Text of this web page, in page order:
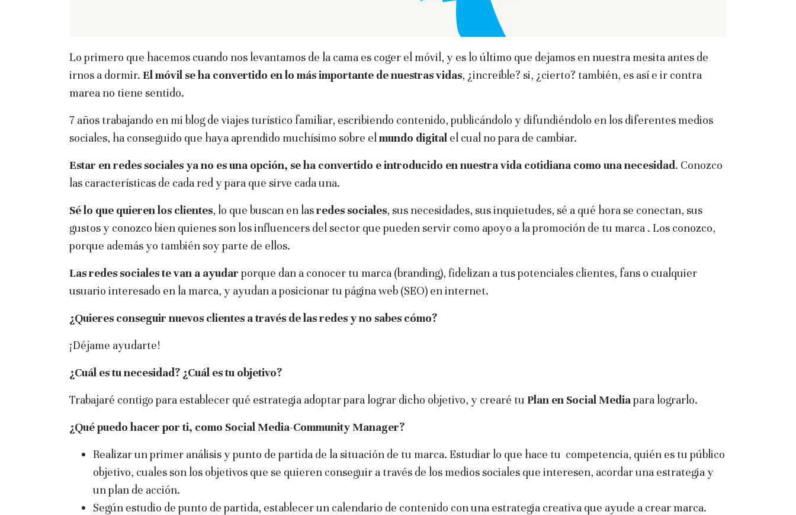
Lo primero que hacemos cuando nos levantamos de la cama es coger el móvil, y es lo último que dejamos en nuestra mesita antes de
irnos a dormir. El móvil se ha convertido en lo más importante de nuestras vidas, ¿increíble? si, ¿cierto? también, es así e ir contra
marea no tiene sentido.
7 años trabajando en mi blog de viajes turístico familiar, escribiendo contenido, publicándolo y difundiéndolo en los diferentes medios
sociales, ha conseguido que haya aprendido muchísimo sobre el mundo digital el cual no para de cambiar.
Estar en redes sociales ya no es una opción, se ha convertido e introducido en nuestra vida cotidiana como una necesidad. Conozco
las características de cada red y para que sirve cada una.
Sé lo que quieren los clientes, lo que buscan en lasredes sociales, sus necesidades, sus inquietudes, sé a qué hora se conectan, sus
gustos y conozco bien quienes son los influencers del sector que pueden servir como apoyo a la promoción de tu marca . Los conozco,
porque además yo también soy parte de ellos.
Las redes sociales te van a ayudar porque dan a conocer tu marca (branding), fidelizan a tus potenciales clientes, fans o cualquier
usuario interesado en la marca, y ayudan a posicionar tu página web (SEO) en internet.
¿Quieres conseguir nuevos clientes a través de las redes y no sabes cómo?
¡Déjame ayudarte!
¿Cuál es tu necesidad? ¿Cuál es tu objetivo?
Trabajaré contigo para establecer qué estrategia adoptar para lograr dicho objetivo, y crearé tu Plan en Social Media para lograrlo.
¿Qué puedo hacer por ti, como Social Media-Community Manager?
Realizar un primer análisis y punto de partida de la situación de tu marca. Estudiar lo que hace tu competencia, quién es tu público
objetivo, cuales son los objetivos que se quieren conseguir a través de los medios sociales que interesen, acordar una estrategia y
un plan de acción.
Según estudio de punto de partida, establecer un calendario de contenido con una estrategia creativa que ayude a crear marca.